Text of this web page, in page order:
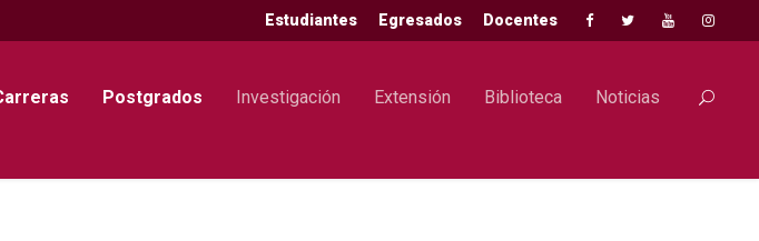
Estudiantes Egresados Docentes
Postgrados Investigación Extensión Biblioteca Noticias